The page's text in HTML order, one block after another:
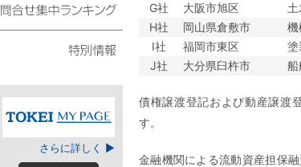
G社
大阪市旭区
H社
岡山県倉敷市 機
I社
福岡市東区 塗
J社
大分県臼杵市 船
債権譲渡登記および動産譲渡
す。
金融機関による流動資産担保
スト
TOKEIマイページ
さらに詳しく ▶